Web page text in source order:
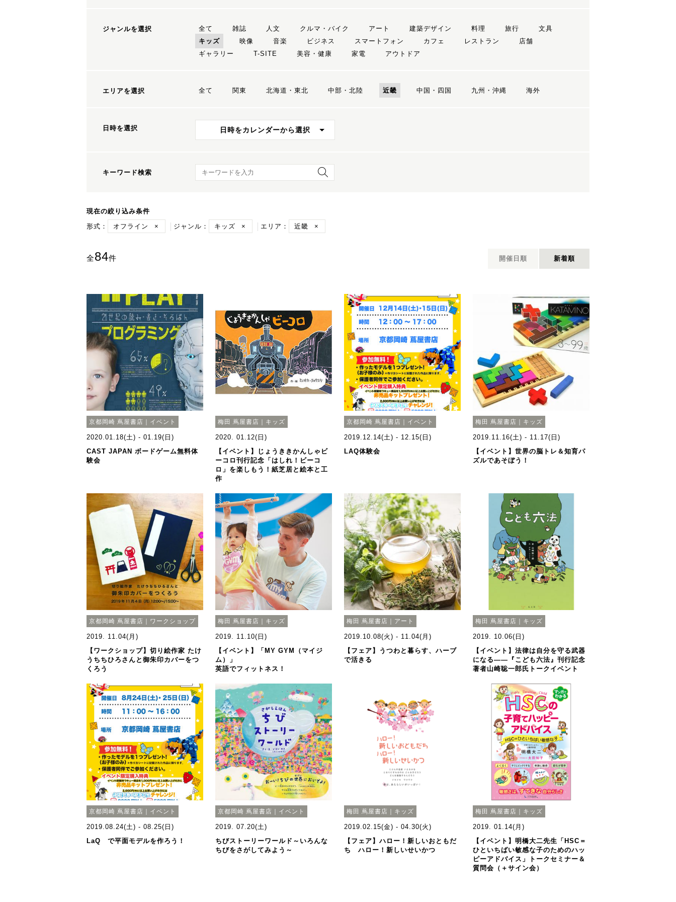
ジャンルを選択 全て 雑誌 人文 クルマ・バイク アート 建築デザイン 料理 旅行
文具
キッズ
映像 音楽 ビジネス スマートフォン カフェ レストラン
店舗
ギャラリー
T-SITE 美容・健康 家電 アウトドア
エリアを選択 全て 関東 北海道・東北 中部・北陸 近畿 中国・四国 九州・沖縄 海外
日時を選択 日時をカレンダーから選択
キーワード検索 キーワード検索
現在の絞り込み条件
形式：
オフライン × ジャンル： キッズ × エリア： 近畿 ×
全84件 開催日順 新着順
京都岡崎 蔦屋書店｜イベント
2020.01.18(土) - 01.19(日)
CAST JAPAN ボードゲーム無料体
験会
梅田 蔦屋書店｜キッズ
2020. 01.12(日)
【イベント】じょうききかんしゃビ
ーコロ刊行記念「はしれ！ビーコ
ロ」を楽しもう！紙芝居と絵本と工
作
京都岡崎 蔦屋書店｜イベント
2019.12.14(土) - 12.15(日)
LAQ体験会
梅田 蔦屋書店｜キッズ
2019.11.16(土) - 11.17(日)
【イベント】世界の脳トレ＆知育パ
ズルであそぼう！
京都岡崎 蔦屋書店｜ワークショップ
2019. 11.04(月)
【ワークショップ】切り絵作家 たけ
うちちひろさんと御朱印カバーをつ
くろう
梅田 蔦屋書店｜キッズ
2019. 11.10(日)
【イベント】「MY GYM（マイジ
ム）」
英語でフィットネス！
梅田 蔦屋書店｜アート
2019.10.08(火) - 11.04(月)
【フェア】うつわと暮らす、ハーブ
で活きる
梅田 蔦屋書店｜キッズ
2019. 10.06(日)
【イベント】法律は自分を守る武器
になる――『こども六法』刊行記念
著者山崎聡一郎氏トークイベント
京都岡崎 蔦屋書店｜イベント
2019.08.24(土) - 08.25(日)
LaQ で平面モデルを作ろう！
京都岡崎 蔦屋書店｜イベント
2019. 07.20(土)
ちびストーリーワールド～いろんな
ちびをさがしてみよう～
梅田 蔦屋書店｜キッズ
2019.02.15(金) - 04.30(火)
【フェア】ハロー！新しいおともだ
ち ハロー！新しいせいかつ
梅田 蔦屋書店｜キッズ
2019. 01.14(月)
【イベント】明橋大二先生「HSC＝
ひといちばい敏感な子のためのハッ
ピーアドバイス」トークセミナー＆
質問会（＋サイン会）